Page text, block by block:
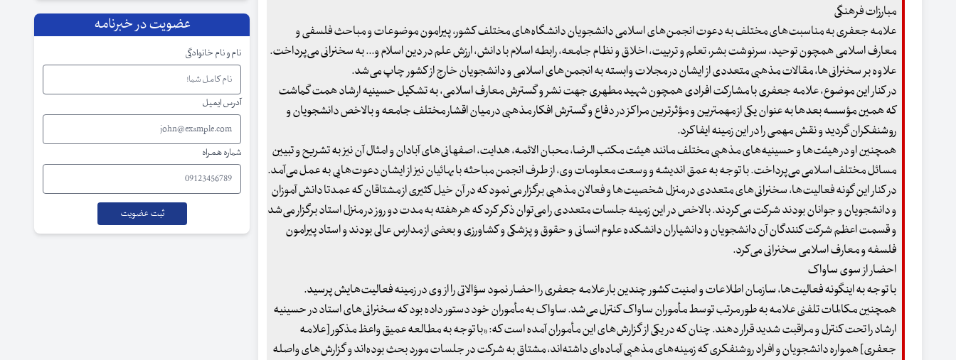
مبارزات فرهنگی
علامه جعفری به مناسبت‌های مختلف به دعوت انجمن‌های اسلامی دانشجویان دانشگاه‌های مختلف کشور، پیرامون موضوعات و مباحث فلسفی و
معارف اسلامی همچون توحید، سرنوشت بشر، تعلم و تربیت، اخلاق و نظام جامعه، رابطه‌ اسلام با دانش، ارزش علم در دین اسلام و... به سخنرانی می‌پرداخت.
علاوه بر سخنرانی‌ها، مقالات مذهبی متعددی از ایشان در مجلات وابسته به انجمن‌های اسلامی و دانشجویان خارج از کشور چاپ می‌شد.
در کنار این موضوع، علامه جعفری با مشارکت افرادی همچون شهید مطهری جهت نشر و گسترش معارف اسلامی، به تشکیل حسینیه‌ ارشاد همت گماشت
که همین مؤسسه بعدها به عنوان یکی از مهمترین و مؤثرترین مراکز در دفاع و گسترش افکار مذهبی در میان اقشار مختلف جامعه و بالاخص دانشجویان و
روشنفکران گردید و نقش مهمی را در این زمینه ایفا کرد.
همچنین او در هیئت‌ها و حسینیه‌های مذهبی مختلف مانند هیئت مکتب الرضا، محبان الائمه، هدایت، اصفهانی‌های آبادان و امثال آن نیز به تشریح و تبیین
مسائل مختلف اسلامی می‌پرداخت. با توجه به عمق اندیشه و وسعت معلومات وی، از طرف انجمن مباحثه با بهائیان نیز از ایشان دعوت‌هایی به عمل‌ می‌آمد.
در کنار این گونه فعالیت‌ها، سخنرانی‌های متعددی در منزل شخصیت‌ها و فعالان مذهبی برگزار می‌نمود که در آن خیل کثیری از مشتاقان که عمدتا دانش آموزان
و دانشجویان و جوانان بودند شرکت می‌کردند. بالاخص در این زمینه جلسات متعددی را می‌توان ذکر کرد که هر هفته به مدت دو روز در منزل استاد برگزار می‌شد
و قسمت اعظم شرکت کنندگان آن دانشجویان و دانشیاران دانشکده‌ علوم انسانی و حقوق و پزشکی و کشاورزی و بعضی از مدارس عالی بودند و استاد پیرامون
فلسفه و معارف اسلامی سخنرانی می‌کرد.
احضار از سوی ساواک
با توجه به اینگونه فعالیت‌ها، سازمان اطلاعات و امنیت کشور چندین بار علامه جعفری را احضار نمود سؤالاتی را از وی در زمینه‌ فعالیت‌هایش پرسید.
همچنین مکالمات تلفنی علامه به طور مرتب توسط مأموران ساواک کنترل می‌شد. ساواک به مأموران خود دستور داده بود که سخنرانی‌های استاد در حسینیه
ارشاد را تحت کنترل و مراقبت شدید قرار دهند. چنان که در یکی از گزارش‌های این مأموران آمده است که: «با توجه به مطالعه عمیق واعظ مذکور [علامه
جعفری] همواره دانشجویان و افراد روشنفکری که زمینه‌های مذهبی آماده‌ای داشته‌اند، مشتاق به شرکت در جلسات مورد بحث بوده‌اند و گزارش‌های واصله
عضویت در خبرنامه
نام و نام خانوادگی
آدرس ایمیل
شماره همراه